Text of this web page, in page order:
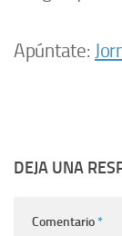
Apúntate:
DEJA UNA
Comentario*